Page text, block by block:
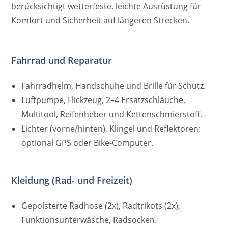
berücksichtigt wetterfeste, leichte Ausrüstung für
Komfort und Sicherheit auf längeren Strecken.
Fahrrad und Reparatur
Fahrradhelm, Handschuhe und Brille für Schutz.
​Luftpumpe, Flickzeug, 2–4 Ersatzschläuche,
Multitool, Reifenheber und Kettenschmierstoff.
​Lichter (vorne/hinten), Klingel und Reflektoren;
optional GPS oder Bike-Computer.
Kleidung (Rad- und Freizeit)
Gepolsterte Radhose (2x), Radtrikots (2x),
Funktionsunterwäsche, Radsocken.